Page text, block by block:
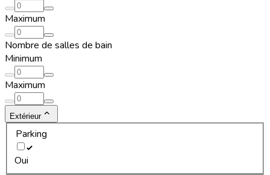
Maximum
Nombre de salles de bain
Minimum
Maximum
Extérieur
Parking
Oui